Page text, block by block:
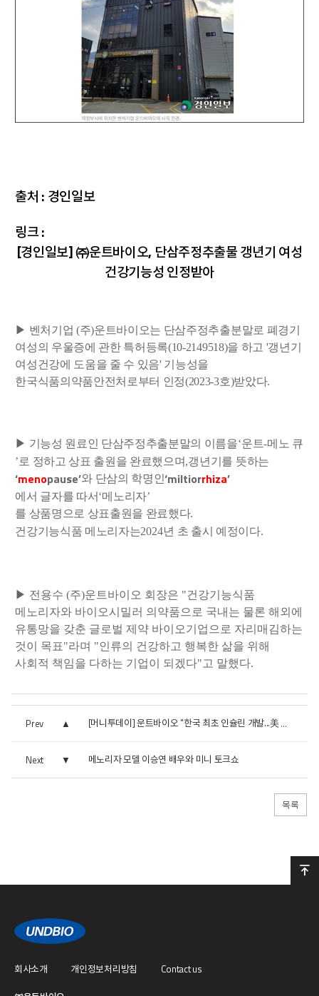
출처 : 경인일보
링크 :
[경인일보] ㈜운트바이오, 단삼주정추출물 갱년기 여성
건강기능성 인정받아
▶ 벤처기업 (주)운트바이오는 단삼주정추출분말로 폐경기
여성의 우울증에 관한 특허등록(10-2149518)을 하고 '갱년기
여성건강에 도움을 줄 수 있음' 기능성을
한국식품의약품안전처로부터 인정(2023-3호)받았다.
▶ 기능성 원료인 단삼주정추출분말의 이름을‘운트-메노 큐
’ 로 정하고 상표 출원을 완료했으며,갱년기를 뜻하는
‘menopause’와 단삼의 학명인‘miltiorrhiza’
에서 글자를 따서‘메노리자’
를 상품명으로 상표출원을 완료했다.
건강기능식품 메노리자는2024년 초 출시 예정이다.
▶ 전용수 (주)운트바이오 회장은 "건강기능식품
메노리자와 바이오시밀러 의약품으로 국내는 물론 해외에
유통망을 갖춘 글로벌 제약 바이오기업으로 자리매김하는
것이 목표"라며 "인류의 건강하고 행복한 삶을 위해
사회적 책임을 다하는 기업이 되겠다"고 말했다.
Prev [머니투데이] 운트바이오 "한국 최초 인슐린 개발...美 상업...
Next 메노리자 모델 이승연 배우와 미니 토크쇼
목록
회사소개 개인정보처리방침
Contact us